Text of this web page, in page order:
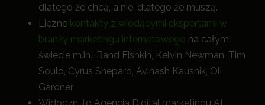
dlatego że chcą, a nie, dlatego że muszą.
Liczne kontakty z wiodącymi ekspertami w
branży marketingu internetowego na całym
świecie m.in.: Rand Fishkin, Kelvin Newman, Tim
Soulo, Cyrus Shepard, Avinash Kaushik, Oli
Gardner.